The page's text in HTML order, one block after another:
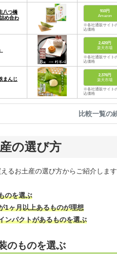
八つ橋
め合わ
910円
Amazon
※各社通販サイト
込価格
2,420円
楽天市場
※各社通販サイト
込価格
まんじ
2,376円
楽天市場
※各社通販サイト
込価格
比較一覧の
の選び方
るお土産の選び方からご紹介しま
のを選ぶ
1ヶ月以上あるものが理想
ンパクトがあるものを選ぶ
のものを選ぶ